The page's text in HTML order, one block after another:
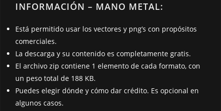
INFORMACIÓN – MANO METAL:
Está permitido usar los vectores y png’s con propósitos
comerciales.
La descarga y su contenido es completamente gratis.
El archivo zip contiene 1 elemento de cada formato, con
un peso total de 188 KB.
Puedes elegir dónde y cómo dar crédito. Es opcional en
algunos casos.